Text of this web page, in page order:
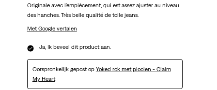
Originale avec l'empiècement, qui est assez ajuster au niveau
des hanches. Très belle qualité de toile jeans.
Met Google vertalen
Ja, Ik beveel dit product aan.
Oorspronkelijk gepost op Yoked rok met plooien - Claim
My Heart